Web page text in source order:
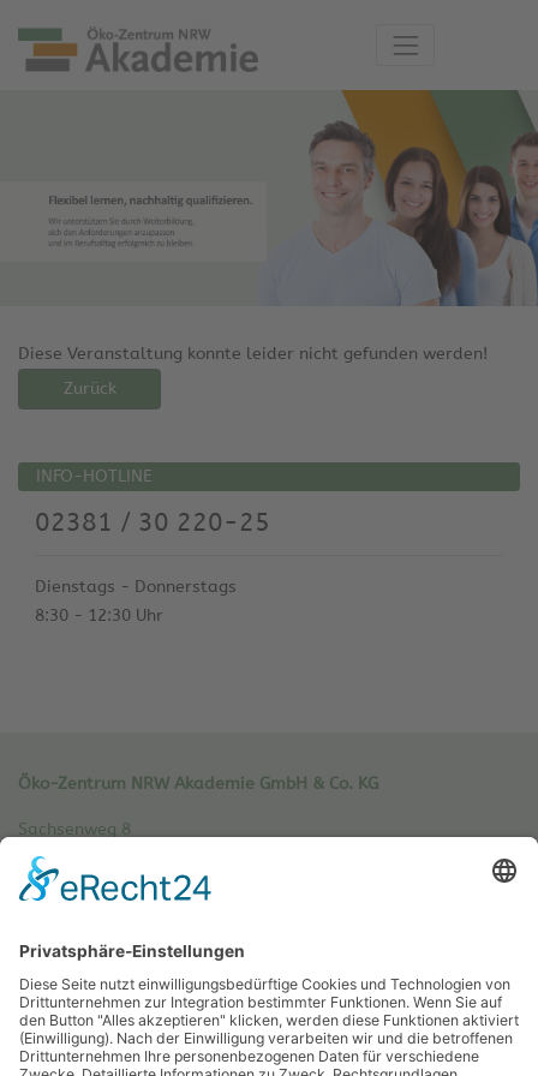
Diese Veranstaltung konnte leider nicht gefunden werden!
Zurück
INFO-HOTLINE
02381 / 30 220-25
Dienstags - Donnerstags
8:30 - 12:30 Uhr
Öko-Zentrum NRW Akademie GmbH & Co. KG
Sachsenweg 8
59073 Hamm
Tel.: 02381 / 30 220-0
info[at]oe-akademie.de
Vertrag widerrufen
Sitemap